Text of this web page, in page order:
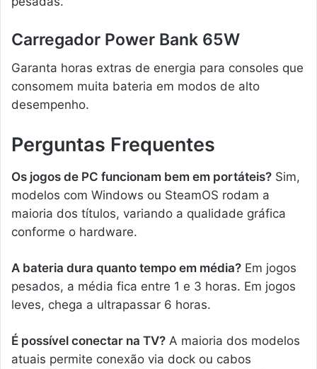
Carregador Power Bank 65W
Garanta horas extras de energia para consoles que
consomem muita bateria em modos de alto
desempenho.
Perguntas Frequentes
Os jogos de PC funcionam bem em portáteis? Sim,
modelos com Windows ou SteamOS rodam a
maioria dos títulos, variando a qualidade gráfica
conforme o hardware.
A bateria dura quanto tempo em média? Em jogos
pesados, a média fica entre 1 e 3 horas. Em jogos
leves, chega a ultrapassar 6 horas.
É possível conectar na TV? A maioria dos modelos
atuais permite conexão via dock ou cabos